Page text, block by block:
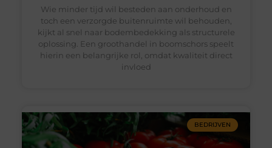
Wie minder tijd wil besteden aan onderhoud en
toch een verzorgde buitenruimte wil behouden,
kijkt al snel naar bodembedekking als structurele
oplossing. Een groothandel in boomschors speelt
hierin een belangrijke rol, omdat kwaliteit direct
invloed
BEDRIJVEN